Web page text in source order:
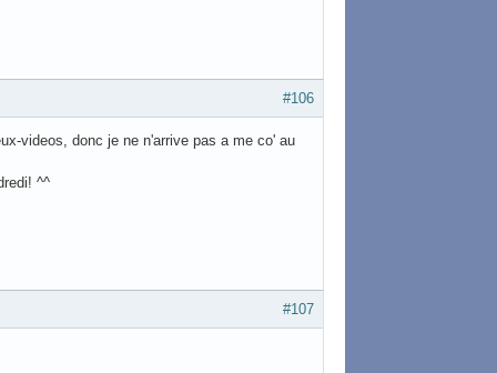
#106
videos, donc je ne n'arrive pas a me co' au
^^
#107